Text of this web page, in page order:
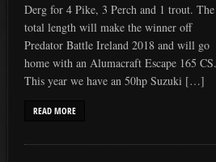
Derg for 4 Pike, 3 Perch and 1 trout. The
total length will make the winner off
Predator Battle Ireland 2018 and will go
home with an Alumacraft Escape 165 CS.
This year we have an 50hp Suzuki […]
READ MORE